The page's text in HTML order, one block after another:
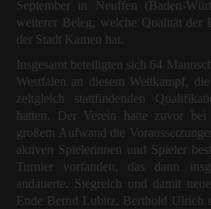
September in Neuffen (Baden-
weiterer Beleg, welche Qualität der
der Stadt Kamen hat.
Insgesamt beteiligten sich 64
Westfalen an diesem Wettkampf,
zeitgleich stattfindenden
hatten. Der Verein hatte zuvor bei
großem Aufwand die
aktiven Spielerinnen und Spieler
Turnier vorfanden, das dann
andauerte. Siegreich und damit
Ende Bernd Lubitz, Berthold Ulrich